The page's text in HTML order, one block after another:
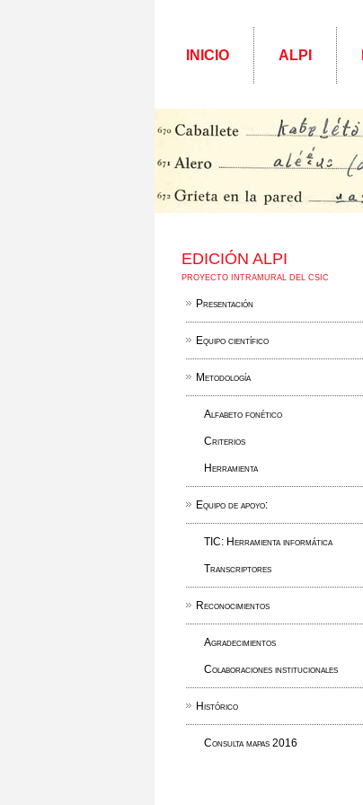
INICIO ALPI
EDICIÓN ALPI
PROYECTO INTRAMURAL DEL CSIC
Presentación
Equipo científico
Metodología
Alfabeto fonético
Criterios
Herramienta
Equipo de apoyo:
TIC: Herramienta informática
Transcriptores
Reconocimientos
Agradecimientos
Colaboraciones institucionales
Histórico
Consulta mapas 2016